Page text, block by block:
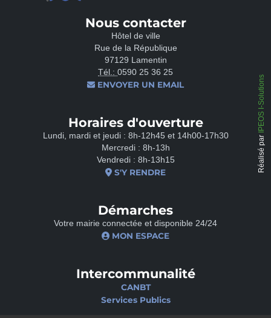
Nous contacter
Hôtel de ville
Rue de la République
97129 Lamentin
Tél.: 0590 25 36 25
ENVOYER UN EMAIL
Horaires d'ouverture
Lundi, mardi et jeudi : 8h-12h45 et 14h00-17h30
Mercredi : 8h-13h
Vendredi : 8h-13h15
S'Y RENDRE
Démarches
Votre mairie connectée et disponible 24/24
MON ESPACE
Intercommunalité
CANBT
Services Publics
Réalisé par
IPEOS I-Solutions